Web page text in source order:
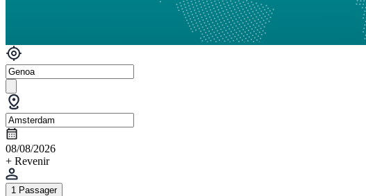
08/08/2026
+ Revenir
1 Passager